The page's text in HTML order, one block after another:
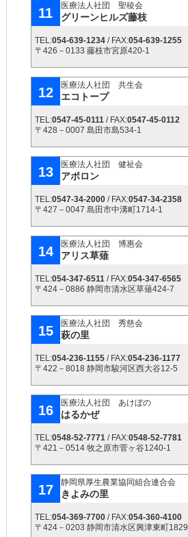
11 医療法人社団 聖稜会
グリーンヒルズ藤枝
TEL:054-639-1234/ FAX:054-639-1255
〒426－0133 藤枝市宮原420-1
12 医療法人社団 共生会
エコトープ
TEL:0547-45-0111/ FAX:0547-45-0112
〒428－0007 島田市島534-1
13 医療法人社団 健祉会
アポロン
TEL:0547-34-2000/ FAX:0547-34-2358
〒427－0047 島田市中溝町1714-1
14 医療法人社団 博惠会
アリス草薙
TEL:054-347-6511/ FAX:054-347-6565
〒424－0886 静岡市清水区草薙424-7
15 医療法人社団 秀慈会
萩の里
TEL:054-236-1155/ FAX:054-236-1177
〒422－8018 静岡市駿河区西大谷12-5
16 医療法人社団 あけぼの
はるかぜ
TEL:0548-52-7771/ FAX:0548-52-7781
〒421－0514 牧之原市菅ヶ谷1240-1
17 静岡県厚生農業協同組合連合会
きよみの里
TEL:054-369-7700/ FAX:054-360-4100
〒424－0203 静岡市清水区興津東町1829